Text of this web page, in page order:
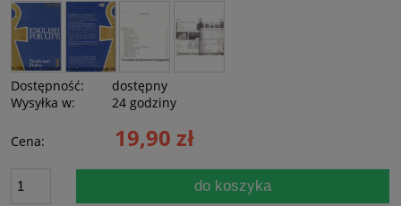
Dostępność:
dostępny
Wysyłka w:
24 godziny
Cena: 19,90 zł
do koszyka